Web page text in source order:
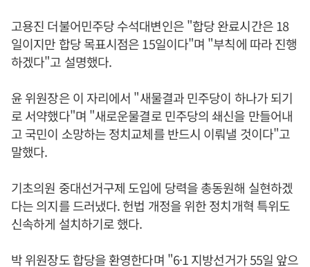
고용진 더불어민주당 수석대변인은 "합당 완료시간은 18
일이지만 합당 목표시점은 15일이다"며 "부칙에 따라 진행
하겠다"고 설명했다.
윤 위원장은 이 자리에서 "새물결과 민주당이 하나가 되기
로 서약했다"며 "새로운물결로 민주당의 쇄신을 만들어내
고 국민이 소망하는 정치교체를 반드시 이뤄낼 것이다"고
말했다.
기초의원 중대선거구제 도입에 당력을 총동원해 실현하겠
다는 의지를 드러냈다. 헌법 개정을 위한 정치개혁 특위도
신속하게 설치하기로 했다.
박 위원장도 합당을 환영한다며 "6·1 지방선거가 55일 앞으